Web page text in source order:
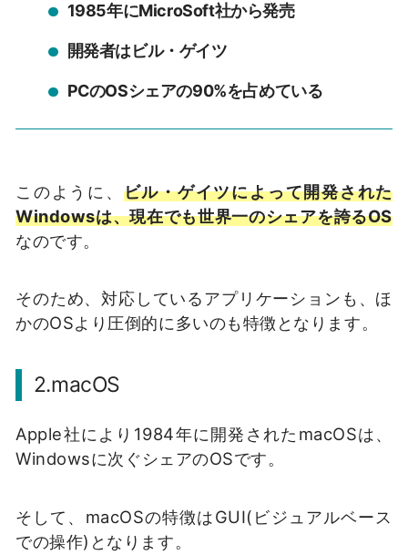
1985年にMicroSoft社から発売
開発者はビル・ゲイツ
PCのOSシェアの90%を占めている
このように、 ビル・ゲイツによって開発された
Windowsは、現在でも世界一のシェアを誇るOS
なのです。
そのため、対応しているアプリケーションも、ほ
かのOSより圧倒的に多いのも特徴となります。
2.macOS
Apple社により1984年に開発されたmacOSは、
Windowsに次ぐシェアのOSです。
そして、macOSの特徴はGUI(ビジュアルベース
での操作)となります。